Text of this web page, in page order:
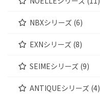
NBXシリーズ (6)
EXNシリーズ (8)
SEIMEシリーズ (9)
ANTIQUEシリーズ (4)